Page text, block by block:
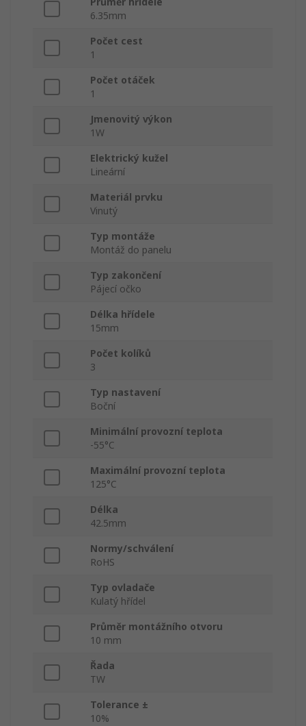
6.35mm
Počet cest
1
Počet otáček
1
Jmenovitý výkon
1W
Elektrický kužel
Lineární
Materiál prvku
Vinutý
Typ montáže
Montáž do panelu
Typ zakončení
Pájecí očko
Délka hřídele
15mm
Počet kolíků
3
Typ nastavení
Boční
Minimální provozní teplota
-55°C
Maximální provozní teplota
125°C
Délka
42.5mm
Normy/schválení
RoHS
Typ ovladače
Kulatý hřídel
Průměr montážního otvoru
10 mm
Řada
TW
Tolerance ±
10%